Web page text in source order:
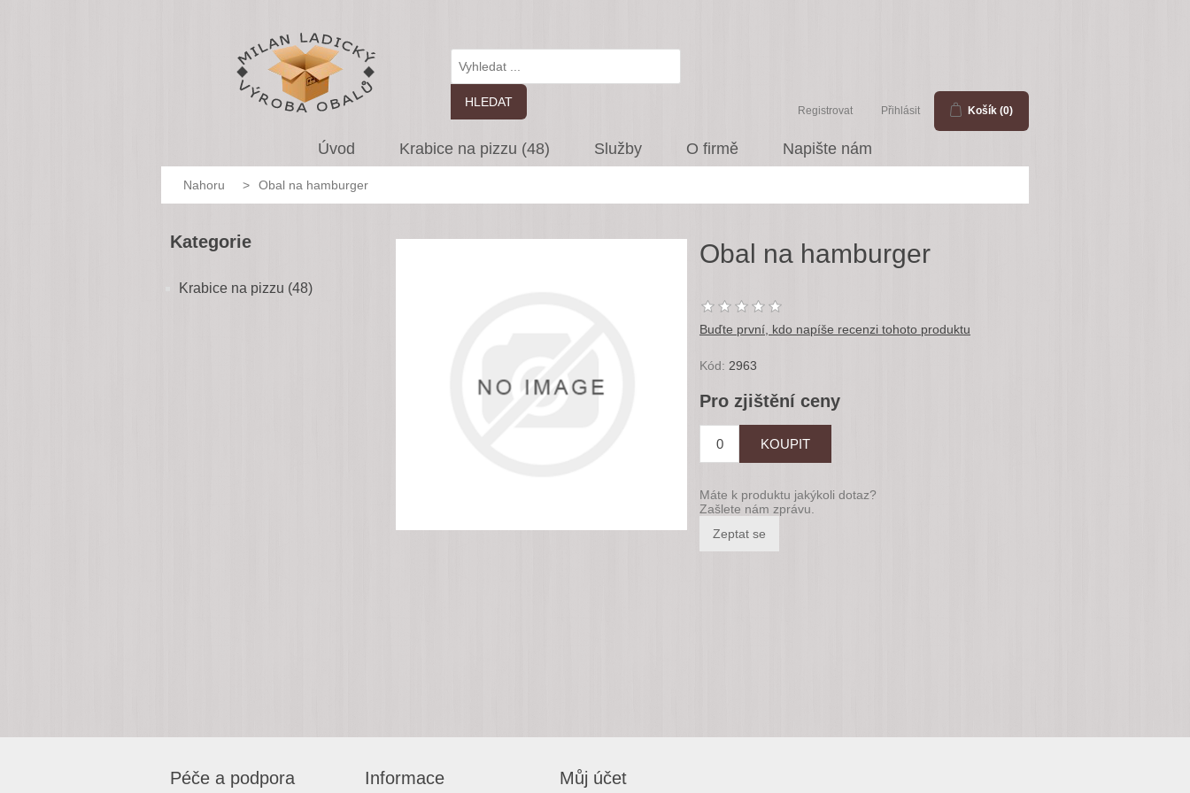
Registrovat Přihlásit Košík (0)
Úvod Krabice na pizzu (48) Služby O firmě Napište nám
Nahoru > Obal na hamburger
Kategorie
Krabice na pizzu (48)
Obal na hamburger
Buďte první, kdo napíše recenzi tohoto produktu
Kód: 2963
Pro zjištění ceny
Máte k produktu jakýkoli dotaz?
Zašlete nám zprávu.
Péče a podpora Informace Můj účet